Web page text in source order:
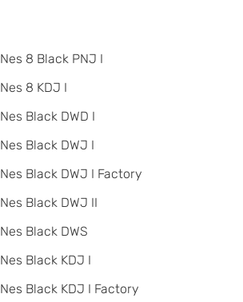
Nes 8 Black PNJ I
Nes 8 KDJ I
Nes Black DWD I
Nes Black DWJ I
Nes Black DWJ I Factory
Nes Black DWJ II
Nes Black DWS
Nes Black KDJ I
Nes Black KDJ I Factory